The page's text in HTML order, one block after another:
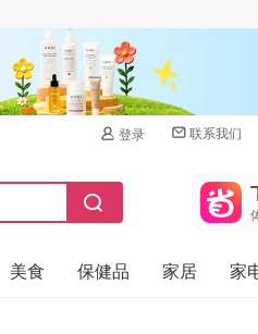
登录 联系我们
美食 保健品 家居 家